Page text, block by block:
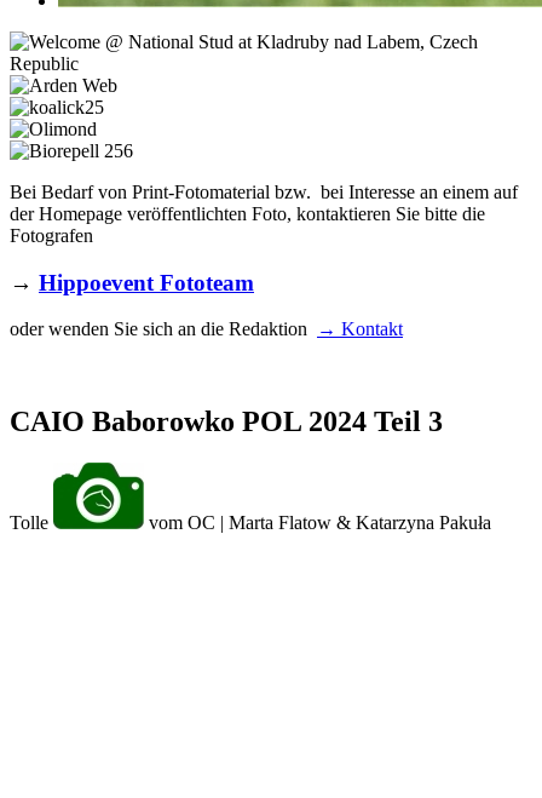
Bei Bedarf von Print-Fotomaterial bzw. bei Interesse an einem auf
der Homepage veröffentlichten Foto, kontaktieren Sie bitte die
Fotografen
→ Hippoevent Fototeam
oder wenden Sie sich an die Redaktion → Kontakt
CAIO Baborowko POL 2024 Teil 3
Tolle vom OC | Marta Flatow & Katarzyna Pakuła